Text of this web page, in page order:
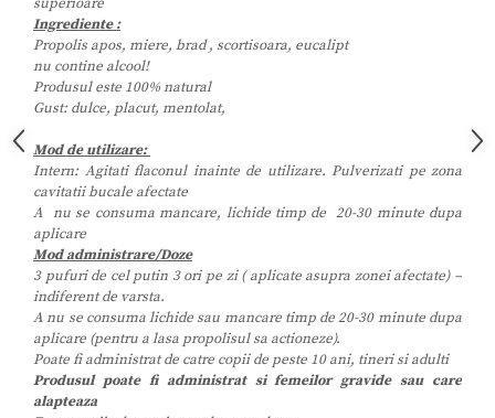
Ingrediente :
Propolis apos, miere, brad , scortisoara, eucalipt
nu contine alcool!
Produsul este 100% natural
Gust: dulce, placut, mentolat,
Mod de utilizare:
Intern: Agitati flaconul inainte de utilizare. Pulverizati pe zona
cavitatii bucale afectate
A nu se consuma mancare, lichide timp de 20-30 minute dupa
aplicare
Mod administrare/Doze
3 pufuri de cel putin 3 ori pe zi ( aplicate asupra zonei afectate) –
indiferent de varsta.
A nu se consuma lichide sau mancare timp de 20-30 minute dupa
aplicare (pentru a lasa propolisul sa actioneze).
Poate fi administrat de catre copii de peste 10 ani, tineri si adulti
Produsul poate fi administrat si femeilor gravide sau care
alapteaza